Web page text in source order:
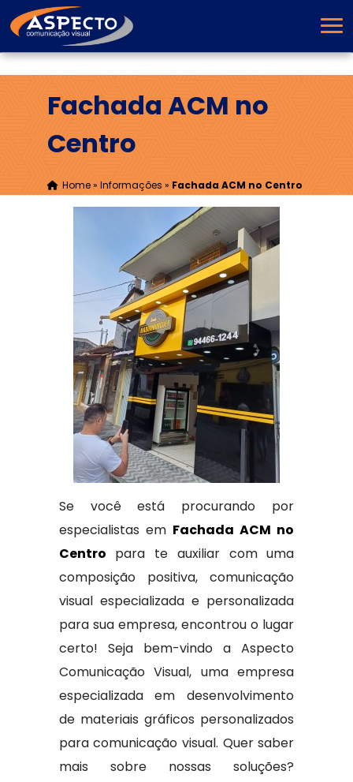
Fachada ACM no
Centro
Home» Informações » Fachada ACM no Centro
Se você está procurando por
especialistas em Fachada ACM no
Centro para te auxiliar com uma
composição positiva, comunicação
visual especializada e personalizada
para sua empresa, encontrou o lugar
certo! Seja bem-vindo a Aspecto
Comunicação Visual, uma empresa
especializada em desenvolvimento
de materiais gráficos personalizados
para comunicação visual. Quer saber
mais sobre nossas soluções?